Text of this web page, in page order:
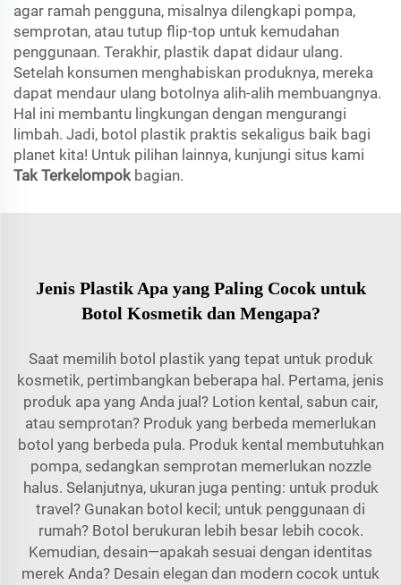
agar ramah pengguna, misalnya dilengkapi pompa,
semprotan, atau tutup flip-top untuk kemudahan
penggunaan. Terakhir, plastik dapat didaur ulang.
Setelah konsumen menghabiskan produknya, mereka
dapat mendaur ulang botolnya alih-alih membuangnya.
Hal ini membantu lingkungan dengan mengurangi
limbah. Jadi, botol plastik praktis sekaligus baik bagi
planet kita! Untuk pilihan lainnya, kunjungi situs kami
Tak Terkelompok bagian.
Jenis Plastik Apa yang Paling Cocok untuk
Botol Kosmetik dan Mengapa?
Saat memilih botol plastik yang tepat untuk produk
kosmetik, pertimbangkan beberapa hal. Pertama, jenis
produk apa yang Anda jual? Lotion kental, sabun cair,
atau semprotan? Produk yang berbeda memerlukan
botol yang berbeda pula. Produk kental membutuhkan
pompa, sedangkan semprotan memerlukan nozzle
halus. Selanjutnya, ukuran juga penting: untuk produk
travel? Gunakan botol kecil; untuk penggunaan di
rumah? Botol berukuran lebih besar lebih cocok.
Kemudian, desain—apakah sesuai dengan identitas
merek Anda? Desain elegan dan modern cocok untuk